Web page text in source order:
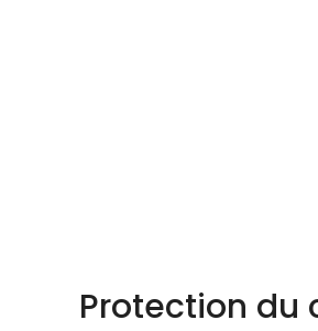
Protection du